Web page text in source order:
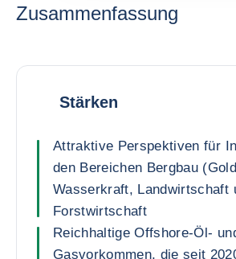
Zusammenfassung
Stärken
Attraktive Perspektiven für
den Bereichen Bergbau
Wasserkraft, Landwirtschaft
Forstwirtschaft
Reichhaltige Offshore-Öl-
Gasvorkommen, die seit